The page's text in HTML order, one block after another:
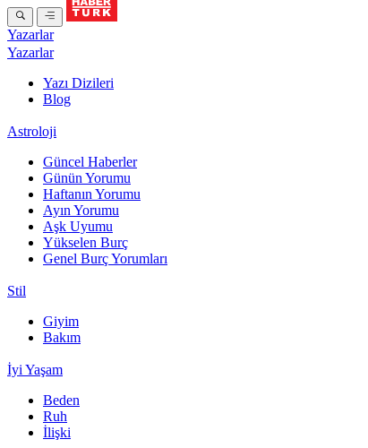
Yazarlar
Yazarlar
Yazı Dizileri
Blog
Astroloji
Güncel Haberler
Günün Yorumu
Haftanın Yorumu
Ayın Yorumu
Aşk Uyumu
Yükselen Burç
Genel Burç Yorumları
Stil
Giyim
Bakım
İyi Yaşam
Beden
Ruh
İlişki